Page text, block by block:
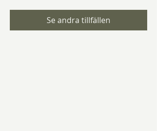
Se andra tillfällen